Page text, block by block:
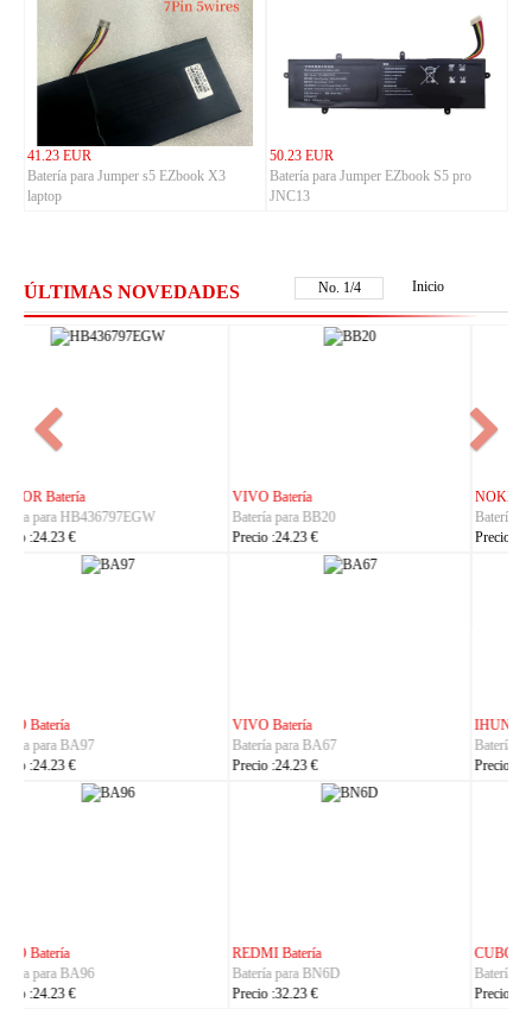
41.23 EUR
Batería para Jumper s5 EZbook X3
laptop
50.23 EUR
Batería para Jumper EZbook S5 pro
JNC13
ÚLTIMAS NOVEDADES No. 2/4 Inicio
NOKIA Batería
Batería para BL-25AA
Precio :23.23 €
ASUS Batería
Batería para C21P2401
Precio :37.23 €
IHUNT Batería
Batería para Titan-P13000
Precio :30.23 €
HUACE Batería
Batería para LT60
Precio :42.23 €
CUBOT Batería
Batería para C35
Precio :24.23 €
PHILIPS Batería
Batería para S7105
Precio :24.23 €